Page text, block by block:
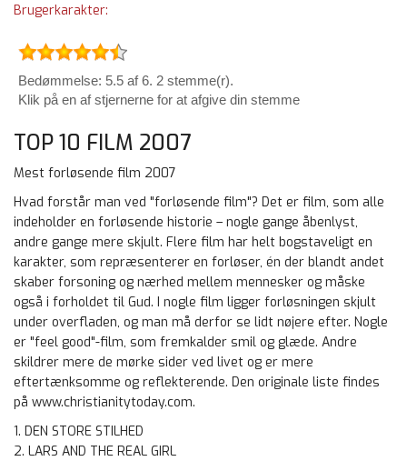
Brugerkarakter:
Bedømmelse: 5.5 af 6. 2 stemme(r).
Klik på en af stjernerne for at afgive din stemme
TOP 10 FILM 2007
Mest forløsende film 2007
Hvad forstår man ved "forløsende film"? Det er film, som alle
indeholder en forløsende historie – nogle gange åbenlyst,
andre gange mere skjult. Flere film har helt bogstaveligt en
karakter, som repræsenterer en forløser, én der blandt andet
skaber forsoning og nærhed mellem mennesker og måske
også i forholdet til Gud. I nogle film ligger forløsningen skjult
under overfladen, og man må derfor se lidt nøjere efter. Nogle
er "feel good"-film, som fremkalder smil og glæde. Andre
skildrer mere de mørke sider ved livet og er mere
eftertænksomme og reflekterende. Den originale liste findes
på www.christianitytoday.com.
1. DEN STORE STILHED
2. LARS AND THE REAL GIRL